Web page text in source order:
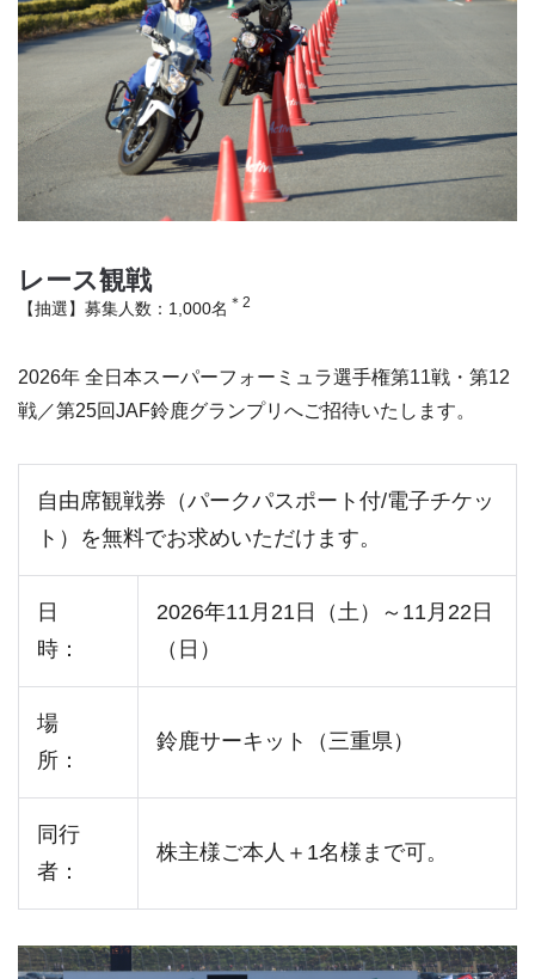
レース観戦
【抽選】募集人数：1,000名 ＊2
2026年 全日本スーパーフォーミュラ選手権第11戦・第12
戦／第25回JAF鈴鹿グランプリへご招待いたします。
自由席観戦券（パークパスポート付/電子チケッ
ト）を無料でお求めいただけます。
日
時：
2026年11月21日（土）～11月22日
（日）
場
所：
鈴鹿サーキット（三重県）
同行
者：
株主様ご本人＋1名様まで可。